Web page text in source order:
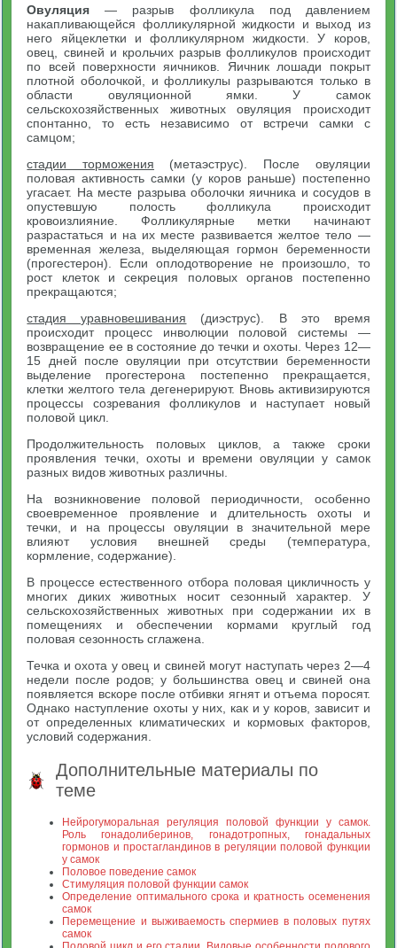
Овуляция — разрыв фолликула под давлением
накапливающейся фолликулярной жидкости и выход из
него яйцеклетки и фолликулярном жидкости. У коров,
овец, свиней и крольчих разрыв фолликулов происходит
по всей поверхности яичников. Яичник лошади покрыт
плотной оболочкой, и фолликулы разрываются только в
области овуляционной ямки. У самок
сельскохозяйственных животных овуляция происходит
спонтанно, то есть независимо от встречи самки с
самцом;
стадии торможения (метаэструс). После овуляции
половая активность самки (у коров раньше) постепенно
угасает. На месте разрыва оболочки яичника и сосудов в
опустевшую полость фолликула происходит
кровоизлияние. Фолликулярные метки начинают
разрастаться и на их месте развивается желтое тело —
временная железа, выделяющая гормон беременности
(прогестерон). Если оплодотворение не произошло, то
рост клеток и секреция половых органов постепенно
прекращаются;
стадия уравновешивания (диэструс). В это время
происходит процесс инволюции половой системы —
возвращение ее в состояние до течки и охоты. Через 12—
15 дней после овуляции при отсутствии беременности
выделение прогестерона постепенно прекращается,
клетки желтого тела дегенерируют. Вновь активизируются
процессы созревания фолликулов и наступает новый
половой цикл.
Продолжительность половых циклов, а также сроки
проявления течки, охоты и времени овуляции у самок
разных видов животных различны.
На возникновение половой периодичности, особенно
своевременное проявление и длительность охоты и
течки, и на процессы овуляции в значительной мере
влияют условия внешней среды (температура,
кормление, содержание).
В процессе естественного отбора половая цикличность у
многих диких животных носит сезонный характер. У
сельскохозяйственных животных при содержании их в
помещениях и обеспечении кормами круглый год
половая сезонность сглажена.
Течка и охота у овец и свиней могут наступать через 2—4
недели после родов; у большинства овец и свиней она
появляется вскоре после отбивки ягнят и отъема поросят.
Однако наступление охоты у них, как и у коров, зависит и
от определенных климатических и кормовых факторов,
условий содержания.
Дополнительные материалы по
теме
Нейрогуморальная регуляция половой функции у самок.
Роль гонадолиберинов, гонадотропных, гонадальных
гормонов и простагландинов в регуляции половой функции
у самок
Половое поведение самок
Стимуляция половой функции самок
Определение оптимального срока и кратность осеменения
самок
Перемещение и выживаемость спермиев в половых путях
самок